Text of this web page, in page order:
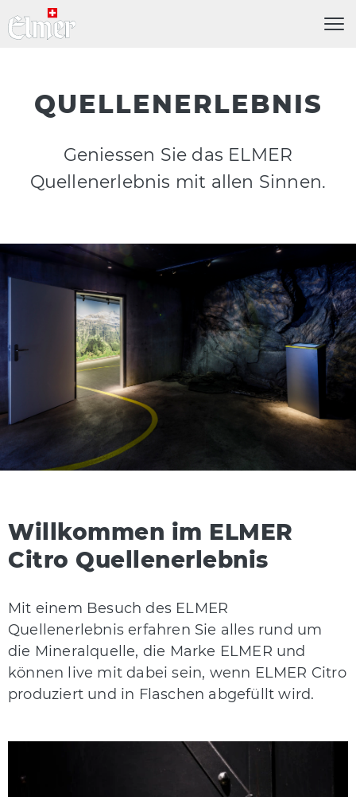
QUELLEN­ERLEBNIS
Geniessen Sie das ELMER
Quellenerlebnis mit allen Sinnen.
Willkommen im ELMER
Citro Quellenerlebnis
Mit einem Besuch des ELMER
Quellenerlebnis erfahren Sie alles rund um
die Mineralquelle, die Marke ELMER und
können live mit dabei sein, wenn ELMER Citro
produziert und in Flaschen abgefüllt wird.